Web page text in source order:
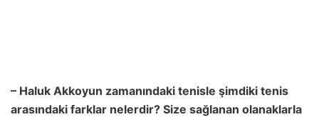
– Haluk Akkoyun zamanındaki tenisle şimdiki tenis
arasındaki farklar nelerdir? Size sağlanan olanaklarla